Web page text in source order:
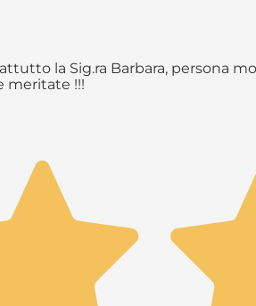
la Sig.ra Barbara, persona
meritate !!!